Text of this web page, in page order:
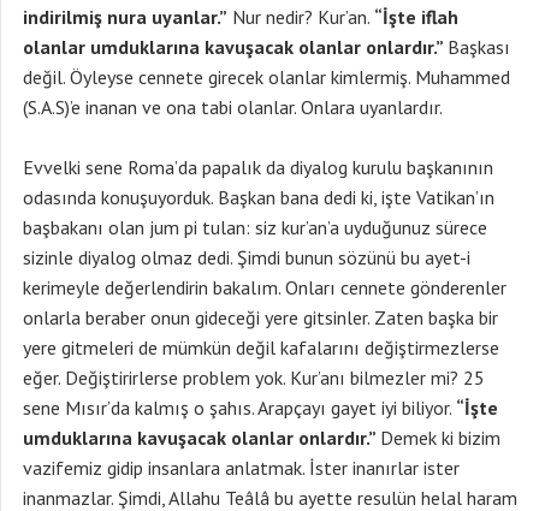
indirilmiş nura uyanlar.” Nur nedir? Kur’an. “İşte iflah
olanlar umduklarına kavuşacak olanlar onlardır.” Başkası
değil. Öyleyse cennete girecek olanlar kimlermiş. Muhammed
(S.A.S)’e inanan ve ona tabi olanlar. Onlara uyanlardır.
Evvelki sene Roma’da papalık da diyalog kurulu başkanının
odasında konuşuyorduk. Başkan bana dedi ki, işte Vatikan’ın
başbakanı olan jum pi tulan: siz kur’an’a uyduğunuz sürece
sizinle diyalog olmaz dedi. Şimdi bunun sözünü bu ayet-i
kerimeyle değerlendirin bakalım. Onları cennete gönderenler
onlarla beraber onun gideceği yere gitsinler. Zaten başka bir
yere gitmeleri de mümkün değil kafalarını değiştirmezlerse
eğer. Değiştirirlerse problem yok. Kur’anı bilmezler mi? 25
sene Mısır’da kalmış o şahıs. Arapçayı gayet iyi biliyor. “İşte
umduklarına kavuşacak olanlar onlardır.” Demek ki bizim
vazifemiz gidip insanlara anlatmak. İster inanırlar ister
inanmazlar. Şimdi, Allahu Teâlâ bu ayette resulün helal haram